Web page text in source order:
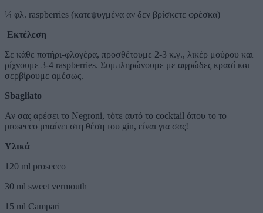
¼ φλ. raspberries (κατεψυγμένα αν δεν βρίσκετε φρέσκα)
Εκτέλεση
Σε κάθε ποτήρι-φλογέρα, προσθέτουμε 2-3 κ.γ., λικέρ μούρου και
ρίχνουμε 3-4 raspberries. Συμπληρώνουμε με αφρώδες κρασί και
σερβίρουμε αμέσως.
Sbagliato
Αν σας αρέσει το Negroni, τότε αυτό το cocktail όπου το το
prosecco μπαίνει στη θέση του gin, είναι για σας!
Υλικά
120 ml prosecco
30 ml sweet vermouth
15 ml Campari